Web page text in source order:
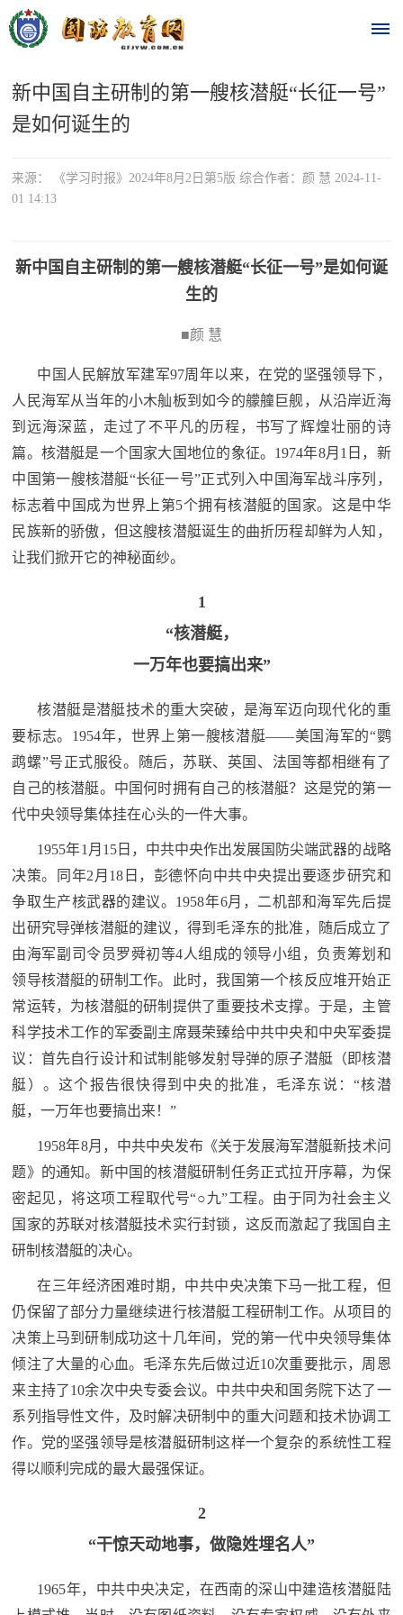
首
要
闻
追
踪
点
追
踪
国
法
法
规
知
防
识
全
国
防
全
民
国
防
子
弟
兵
子
国
防
员
国
防
员
人
防
空
空
国
防
智
防
库
雄
模
新中国自主研制的第一艘核潜艇“长征一号”
是如何诞生的
来源： 《学习时报》2024年8月2日第5版 综合作者：颜 慧 2024-11-
01 14:13
新中国自主研制的第一艘核潜艇“长征一号”是如何诞
生的
■颜 慧
中国人民解放军建军97周年以来，在党的坚强领导下，
人民海军从当年的小木舢板到如今的艨艟巨舰，从沿岸近海
到远海深蓝，走过了不平凡的历程，书写了辉煌壮丽的诗
篇。核潜艇是一个国家大国地位的象征。1974年8月1日，新
中国第一艘核潜艇“长征一号”正式列入中国海军战斗序列，
标志着中国成为世界上第5个拥有核潜艇的国家。这是中华
民族新的骄傲，但这艘核潜艇诞生的曲折历程却鲜为人知，
让我们掀开它的神秘面纱。
1
“核潜艇，
一万年也要搞出来”
核潜艇是潜艇技术的重大突破，是海军迈向现代化的重
要标志。1954年，世界上第一艘核潜艇——美国海军的“鹦
鹉螺”号正式服役。随后，苏联、英国、法国等都相继有了
自己的核潜艇。中国何时拥有自己的核潜艇？这是党的第一
代中央领导集体挂在心头的一件大事。
1955年1月15日，中共中央作出发展国防尖端武器的战略
决策。同年2月18日，彭德怀向中共中央提出要逐步研究和
争取生产核武器的建议。1958年6月，二机部和海军先后提
出研究导弹核潜艇的建议，得到毛泽东的批准，随后成立了
由海军副司令员罗舜初等4人组成的领导小组，负责筹划和
领导核潜艇的研制工作。此时，我国第一个核反应堆开始正
常运转，为核潜艇的研制提供了重要技术支撑。于是，主管
科学技术工作的军委副主席聂荣臻给中共中央和中央军委提
议：首先自行设计和试制能够发射导弹的原子潜艇（即核潜
艇）。这个报告很快得到中央的批准，毛泽东说：“核潜
艇，一万年也要搞出来！”
1958年8月，中共中央发布《关于发展海军潜艇新技术问
题》的通知。新中国的核潜艇研制任务正式拉开序幕，为保
密起见，将这项工程取代号“○九”工程。由于同为社会主义
国家的苏联对核潜艇技术实行封锁，这反而激起了我国自主
研制核潜艇的决心。
在三年经济困难时期，中共中央决策下马一批工程，但
仍保留了部分力量继续进行核潜艇工程研制工作。从项目的
决策上马到研制成功这十几年间，党的第一代中央领导集体
倾注了大量的心血。毛泽东先后做过近10次重要批示，周恩
来主持了10余次中央专委会议。中共中央和国务院下达了一
系列指导性文件，及时解决研制中的重大问题和技术协调工
作。党的坚强领导是核潜艇研制这样一个复杂的系统性工程
得以顺利完成的最大最强保证。
2
“干惊天动地事， 做隐姓埋名人”
1965年，中共中央决定，在西南的深山中建造核潜艇陆